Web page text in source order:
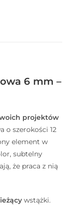
6 mm –
projektów
o szerokości 12
element w
subtelny
że praca z nią
wstążki.